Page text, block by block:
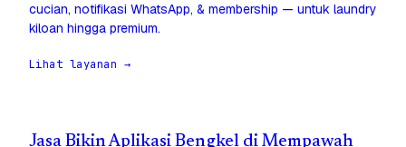
cucian, notifikasi WhatsApp, & membership — untuk laundry
kiloan hingga premium.
Lihat layanan →
Jasa Bikin Aplikasi Bengkel di Mempawah